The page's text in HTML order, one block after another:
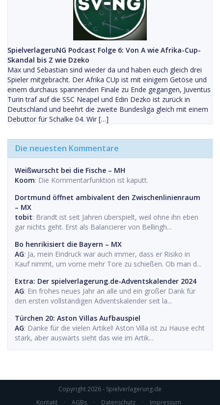
SpielverlageruNG Podcast Folge 6: Von A wie Afrika-Cup-
Skandal bis Z wie Dzeko
Max und Sebastian sind wieder da und haben euch gleich drei
Spieler mitgebracht. Der Afrika CUp ist mit einigem Getöse und
einem durchaus spannenden Finale zu Ende gegangen, Juventus
Turin traf auf die SSC Neapel und Edin Dezko ist zurück in
Deutschland und beehrt die zweite Bundesliga gleich mit einem
Debuttor für Schalke 04. Wir […]
Die neuesten Kommentare
Weißwurscht bei die Fische – MH
Koom: Die Kommentarfunktion ist kaputt.
Dortmund öffnet ambivalent den Zwischenlinienraum
– MX
tobit: Brandt ist seit Jahren überspielt, weil ohne ihn eben
gar nichts geht. Erst als Balancierer von Bellingh...
Bo henrikisiert die Bayern – MX
AG: Ja, mein Eindruck war auch immer, dass er Risiko in
Kauf nimmt, um vorne mehr Tore zu schießen. Ob man d...
Extra: Der spielverlagerung.de-Adventskalender 2024
AG: Ein frohes neues Jahr an alle und ein großer Dank für
den ersten vollständigen Adventskalender seit la...
Türchen 20: Aston Villas Aufbauspiel
AG: Danke für die vielen Artikel! Aston Villa ist zu Hause echt
stark, aber auswärts sieht das wie im Artik...
Copyright 2026 - Spielverlagerung.de
Kontakt
· AGBs · Datenschutz · Impressum